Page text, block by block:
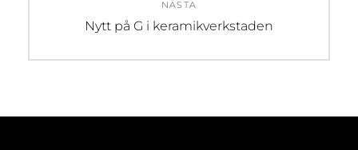
NÄSTA
Nästa
Nytt på G i keramikverkstaden